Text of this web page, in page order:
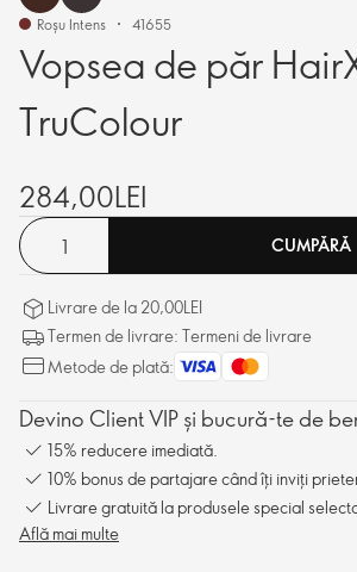
Vopsea de păr
TruColour
Roșu Intens 41655
284,00LEI
CUMPĂRĂ
Livrare de la 20,00LEI
Termen de livrare: Termeni de livrare
Metode de plată:
Devino Client VIP și bucură-te de
15% reducere imediată.
10% bonus de partajare când îți inviți
Livrare gratuită la produsele special
Află mai multe